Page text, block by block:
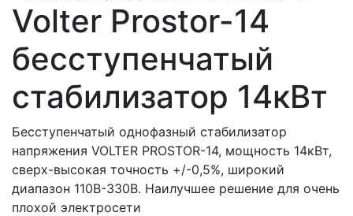
Volter Prostor-14
бесступенчатый
стабилизатор 14кВт
Бесступенчатый однофазный стабилизатор
напряжения VOLTER PROSTOR-14, мощность 14кВт,
сверх-высокая точность +/-0,5%, широкий
диапазон 110В-330В. Наилучшее решение для очень
плохой электросети